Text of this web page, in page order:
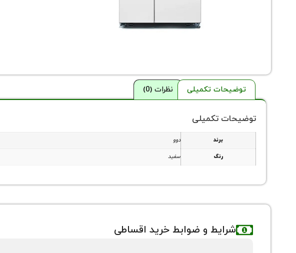
توضیحات تکمیلی نظرات (0)
توضیحات تکمیلی
برند دوو
رنگ سفید
شرایط و ضوابط خرید اقساطی